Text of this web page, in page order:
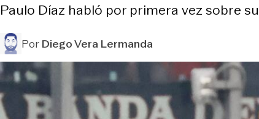
Paulo Díaz habló por primera vez sobre
PorDiego Vera Lermanda